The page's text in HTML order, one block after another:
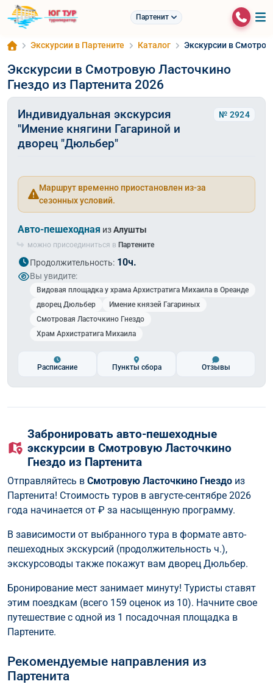
Партенит
Экскурсии в Партените Каталог Экскурсии в
Экскурсии в Смотровую Ласточкино
Гнездо из Партенита 2026
Индивидуальная экскурсия
"Имение княгини Гагариной и
дворец "Дюльбер"
№ 2924
Маршрут временно приостановлен из-за
сезонных условий.
Авто-пешеходная изАлушты
можно присоединиться в Партените
Продолжительность: 10ч.
Вы увидите:
Видовая площадка у храма Архистратига Михаила в Ореанде
дворец Дюльбер
Имение князей Гагариных
Смотровая Ласточкино Гнездо
Храм Архистратига Михаила
Расписание Пункты сбора Отзывы
Забронировать авто-пешеходные
экскурсии в Смотровую Ласточкино
Гнездо из Партенита
Отправляйтесь в Смотровую Ласточкино Гнездо из
Партенита! Стоимость туров в августе-сентябре 2026
года начинается от ₽ за насыщенную программу.
В зависимости от выбранного тура в формате авто-
пешеходных экскурсий (продолжительность ч.),
экскурсоводы также покажут вам дворец Дюльбер.
Бронирование мест занимает минуту! Туристы ставят
этим поездкам (всего 159 оценок из 10). Начните свое
путешествие с одной из 1 посадочная площадка в
Партените.
Рекомендуемые направления из
Партенита